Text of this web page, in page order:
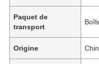
Paquet de
transport
Origine